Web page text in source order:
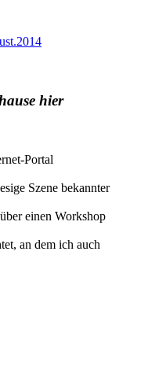
hier
Portal
Szene bekannter
einen Workshop
an dem ich auch